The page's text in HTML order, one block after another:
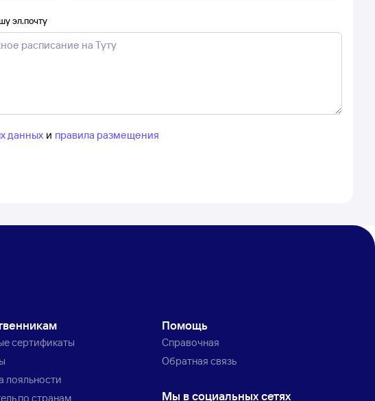
эл.почту
данных и правила размещения
сертификаты
лояльности
по странам
Помощь
Справочная
Обратная связь
Мы в социальных сетях